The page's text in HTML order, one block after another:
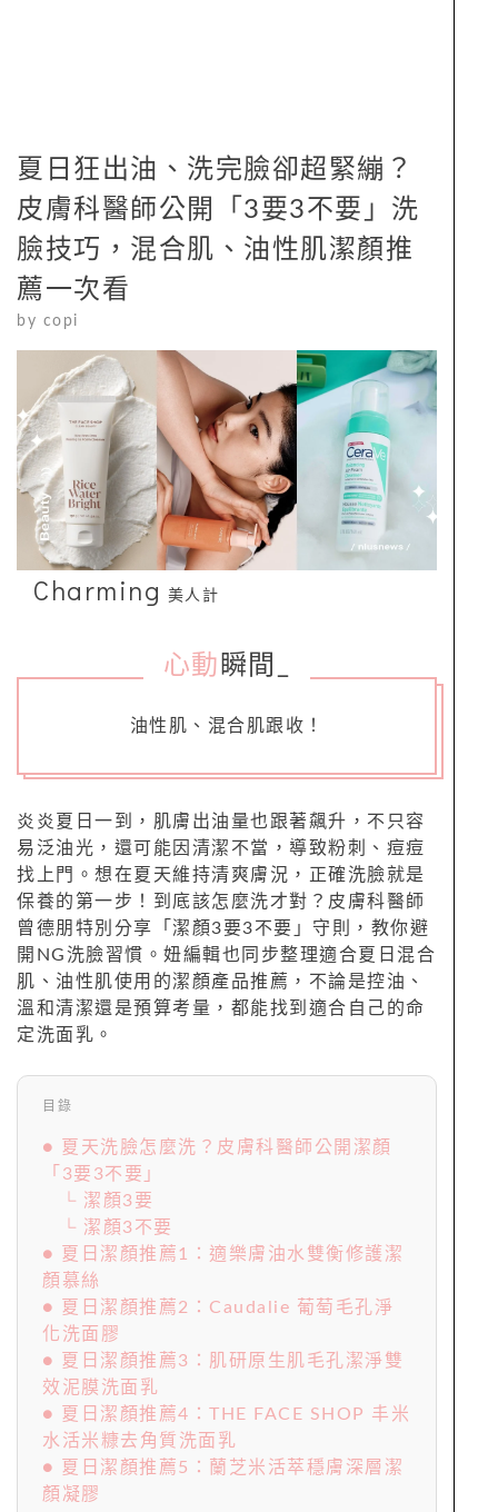
夏日狂出油、洗完臉卻超緊繃？
皮膚科醫師公開「3要3不要」洗
臉技巧，混合肌、油性肌潔顏推
薦一次看
by copi
Charming 美人計
心動 瞬間
油性肌、混合肌跟收！
炎炎夏日一到，肌膚出油量也跟著飆升，不只容
易泛油光，還可能因清潔不當，導致粉刺、痘痘
找上門。想在夏天維持清爽膚況，正確洗臉就是
保養的第一步！到底該怎麼洗才對？皮膚科醫師
曾德朋特別分享「潔顏3要3不要」守則，教你避
開NG洗臉習慣。妞編輯也同步整理適合夏日混合
肌、油性肌使用的潔顏產品推薦，不論是控油、
溫和清潔還是預算考量，都能找到適合自己的命
定洗面乳。
目錄
● 夏天洗臉怎麼洗？皮膚科醫師公開潔顏
「3要3不要」
└ 潔顏3要
└ 潔顏3不要
● 夏日潔顏推薦1：適樂膚油水雙衡修護潔
顏慕絲
● 夏日潔顏推薦2：Caudalie 葡萄毛孔淨
化洗面膠
● 夏日潔顏推薦3：肌研原生肌毛孔潔淨雙
效泥膜洗面乳
● 夏日潔顏推薦4：THE FACE SHOP 丰米
水活米糠去角質洗面乳
● 夏日潔顏推薦5：蘭芝米活萃穩膚深層潔
顏凝膠